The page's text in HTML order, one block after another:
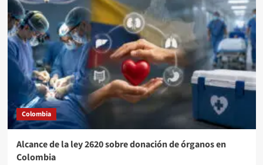
Colombia
Alcance de la ley 2620 sobre donación de órganos en
Colombia